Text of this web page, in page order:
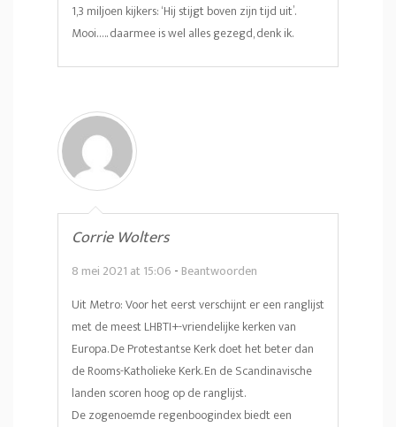
1,3 miljoen kijkers: ‘Hij stijgt boven zijn tijd uit’.
Mooi….. daarmee is wel alles gezegd, denk ik.
Corrie Wolters
8 mei 2021 at 15:06 - Beantwoorden
Uit Metro: Voor het eerst verschijnt er een ranglijst
met de meest LHBTI+-vriendelijke kerken van
Europa. De Protestantse Kerk doet het beter dan
de Rooms-Katholieke Kerk. En de Scandinavische
landen scoren hoog op de ranglijst.
De zogenoemde regenboogindex biedt een